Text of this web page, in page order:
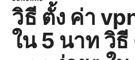
วิธี ตั้ง ค่า
ใน 5 นาท วิธี